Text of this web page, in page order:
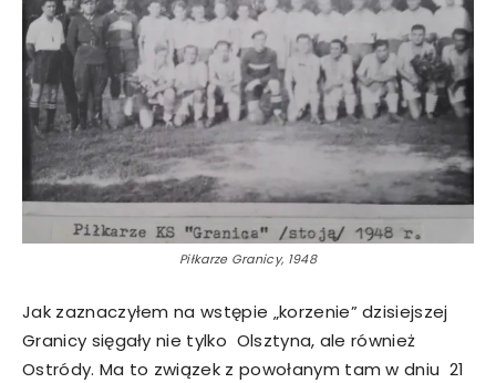
Piłkarze Granicy, 1948
Jak zaznaczyłem na wstępie „korzenie” dzisiejszej
Granicy sięgały nie tylko Olsztyna, ale również
Ostródy. Ma to związek z powołanym tam w dniu 21